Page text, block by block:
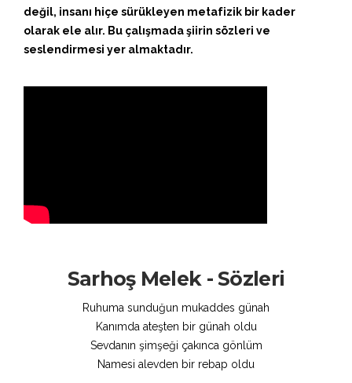
değil, insanı hiçe sürükleyen metafizik bir kader
olarak ele alır. Bu çalışmada şiirin sözleri ve
seslendirmesi yer almaktadır.
Sarhoş Melek - Sözleri
Ruhuma sunduğun mukaddes günah
Kanımda ateşten bir günah oldu
Sevdanın şimşeği çakınca gönlüm
Namesi alevden bir rebap oldu